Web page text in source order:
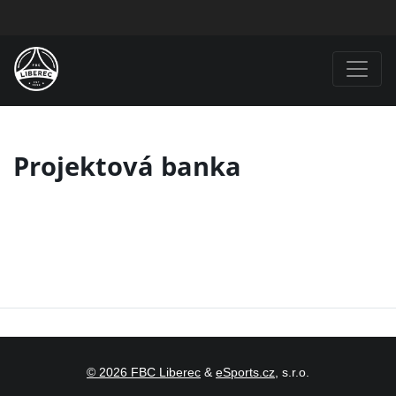
Projektová banka
© 2026 FBC Liberec & eSports.cz , s.r.o.